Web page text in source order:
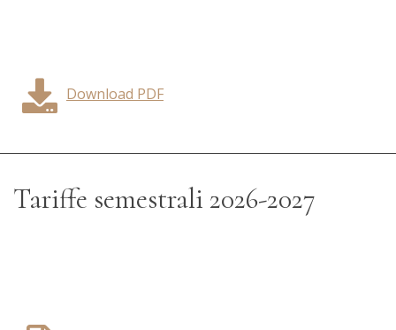
Download PDF
Tariffe semestrali 2026-2027